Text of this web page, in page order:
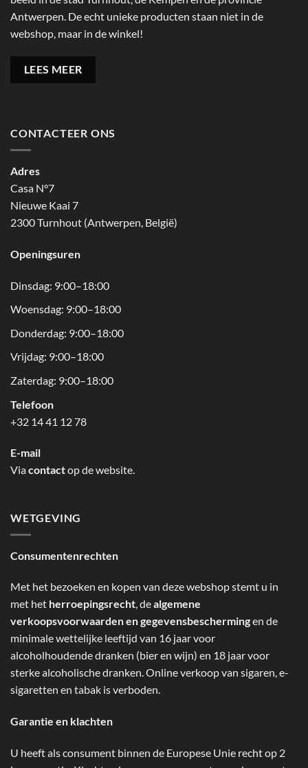
Antwerpen. De echt unieke producten staan niet in de
webshop, maar in de winkel!
LEES MEER
CONTACTEER ONS
Adres
Casa N°7
Nieuwe Kaai 7
2300 Turnhout (Antwerpen, België)
Openingsuren
Dinsdag: 9:00–18:00
Woensdag: 9:00–18:00
Donderdag: 9:00–18:00
Vrijdag: 9:00–18:00
Zaterdag: 9:00–18:00
Telefoon
+32 14 41 12 78
E-mail
Viacontactop de website.
WETGEVING
Consumentenrechten
Met het bezoeken en kopen van deze webshop stemt u in
met het herroepingsrecht, dealgemene
verkoopsvoorwaarden en gegevensbeschermingen de
minimale wettelijke leeftijd van 16 jaar voor
alcoholhoudende dranken (bier en wijn) en 18 jaar voor
sterke alcoholische dranken. Online verkoop van sigaren, e-
sigaretten en tabak is verboden.
Garantie en klachten
U heeft als consument binnen de Europese Unie recht op 2